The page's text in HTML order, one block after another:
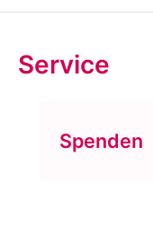
Service
Spenden